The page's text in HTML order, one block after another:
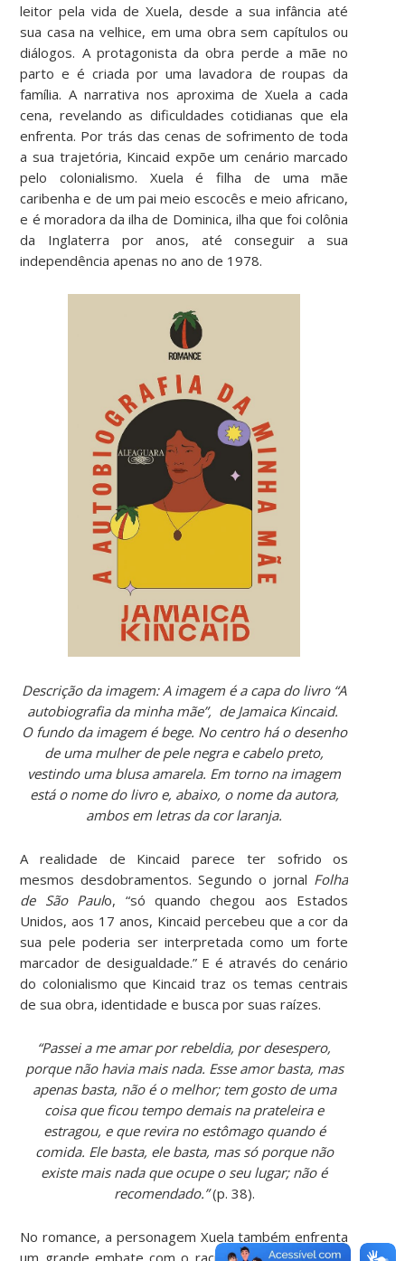
leitor pela vida de Xuela, desde a sua infância até
sua casa na velhice, em uma obra sem capítulos ou
diálogos. A protagonista da obra perde a mãe no
parto e é criada por uma lavadora de roupas da
família. A narrativa nos aproxima de Xuela a cada
cena, revelando as dificuldades cotidianas que ela
enfrenta. Por trás das cenas de sofrimento de toda
a sua trajetória, Kincaid expõe um cenário marcado
pelo colonialismo. Xuela é filha de uma mãe
caribenha e de um pai meio escocês e meio africano,
e é moradora da ilha de Dominica, ilha que foi colônia
da Inglaterra por anos, até conseguir a sua
independência apenas no ano de 1978.
Descrição da imagem: A imagem é a capa do livro “A
autobiografia da minha mãe”, de Jamaica Kincaid.
O fundo da imagem é bege. No centro há o desenho
de uma mulher de pele negra e cabelo preto,
vestindo uma blusa amarela. Em torno na imagem
está o nome do livro e, abaixo, o nome da autora,
ambos em letras da cor laranja.
A realidade de Kincaid parece ter sofrido os
mesmos desdobramentos. Segundo o jornal Folha
de São Paulo, “só quando chegou aos Estados
Unidos, aos 17 anos, Kincaid percebeu que a cor da
sua pele poderia ser interpretada como um forte
marcador de desigualdade.” E é através do cenário
do colonialismo que Kincaid traz os temas centrais
de sua obra, identidade e busca por suas raízes.
“Passei a me amar por rebeldia, por desespero,
porque não havia mais nada. Esse amor basta, mas
apenas basta, não é o melhor; tem gosto de uma
coisa que ficou tempo demais na prateleira e
estragou, e que revira no estômago quando é
comida. Ele basta, ele basta, mas só porque não
existe mais nada que ocupe o seu lugar; não é
recomendado.”(p. 38).
No romance, a personagem Xuela também enfrenta
um grande embate com o racismo. A autora critica